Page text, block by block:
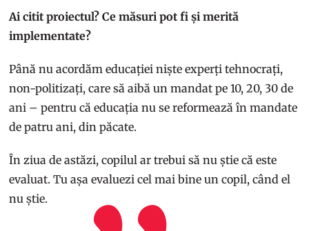
Ai citit proiectul? Ce măsuri pot fi și merită
implementate?
Până nu acordăm educației niște experți tehnocrați,
non-politizați, care să aibă un mandat pe 10, 20, 30 de
ani – pentru că educația nu se reformează în mandate
de patru ani, din păcate.
În ziua de astăzi, copilul ar trebui să nu știe că este
evaluat. Tu așa evaluezi cel mai bine un copil, când el
nu știe.